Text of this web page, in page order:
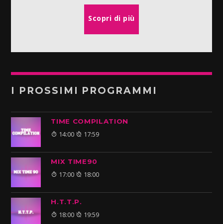
Scopri di più
I PROSSIMI PROGRAMMI
TIME COMPILATION
14:00 17:59
MIX TIME90
17:00 18:00
H.T.T.P.
18:00 19:59